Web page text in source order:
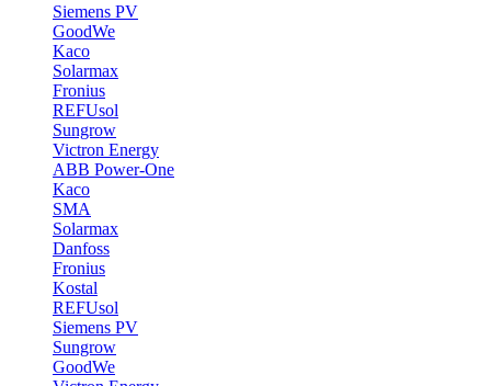
Siemens PV
GoodWe
Kaco
Solarmax
Fronius
REFUsol
Sungrow
Victron Energy
ABB Power-One
Kaco
SMA
Solarmax
Danfoss
Fronius
Kostal
REFUsol
Siemens PV
Sungrow
GoodWe